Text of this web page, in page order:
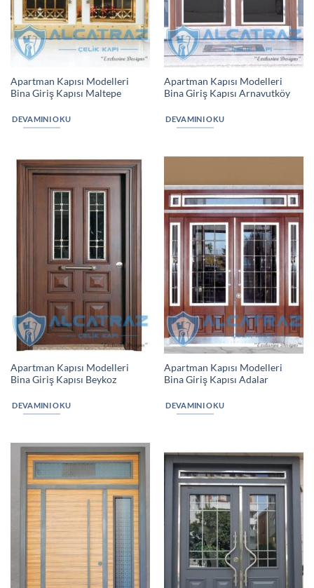
Apartman Kapısı Modelleri
Bina Giriş Kapısı Maltepe
DEVAMINI OKU
Apartman Kapısı Modelleri
Bina Giriş Kapısı Arnavutköy
DEVAMINI OKU
Apartman Kapısı Modelleri
Bina Giriş Kapısı Beykoz
DEVAMINI OKU
Apartman Kapısı Modelleri
Bina Giriş Kapısı Adalar
DEVAMINI OKU